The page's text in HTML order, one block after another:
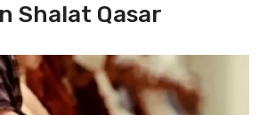
Shalat Qasar